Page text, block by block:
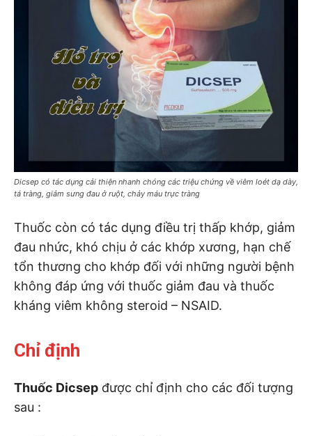
Dicsep có tác dụng cải thiện nhanh chóng các triệu chứng về viêm loét dạ dày,
tá tràng, giảm sưng đau ở ruột, chảy máu trực tràng
Thuốc còn có tác dụng điều trị thấp khớp, giảm
đau nhức, khó chịu ở các khớp xương, hạn chế
tổn thương cho khớp đối với những người bệnh
không đáp ứng với thuốc giảm đau và thuốc
kháng viêm không steroid – NSAID.
Chỉ định
Thuốc Dicsep được chỉ định cho các đối tượng
sau :